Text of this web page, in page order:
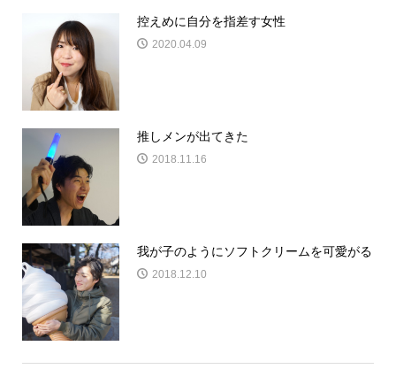
控えめに自分を指差す女性
2020.04.09
推しメンが出てきた
2018.11.16
我が子のようにソフトクリームを可愛がる
2018.12.10